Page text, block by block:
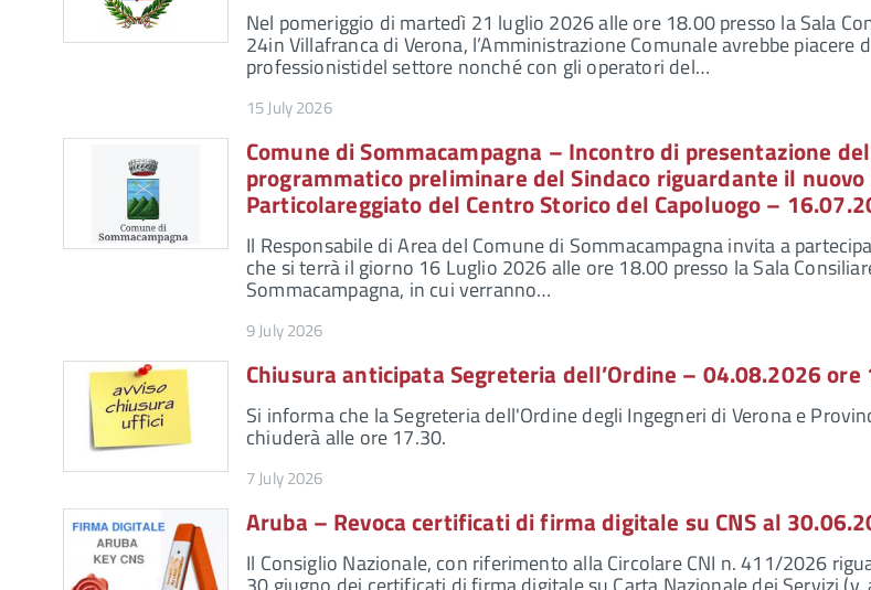
Nel pomeriggio di martedì 21 luglio 2026 alle ore 18.00 presso la Sala
24in Villafranca di Verona, l’Amministrazione Comunale avrebbe piacere
professionistidel settore nonché con gli operatori del…
15 July 2026
Comune di Sommacampagna – Incontro di presentazione
programmatico preliminare del Sindaco riguardante il nuovo
Particolareggiato del Centro Storico del Capoluogo –
Il Responsabile di Area del Comune di Sommacampagna invita a
che si terrà il giorno 16 Luglio 2026 alle ore 18.00 presso la Sala
Sommacampagna, in cui verranno…
9 July 2026
Chiusura anticipata Segreteria dell’Ordine – 04.08.2026 ore
Si informa che la Segreteria dell'Ordine degli Ingegneri di Verona e
chiuderà alle ore 17.30.
7 July 2026
Aruba – Revoca certificati di firma digitale su CNS al
Il Consiglio Nazionale, con riferimento alla Circolare CNI n. 411/2026